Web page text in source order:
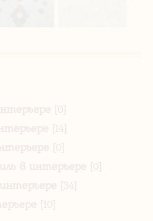
[0]
[14]
[0]
[0]
[34]
[10]